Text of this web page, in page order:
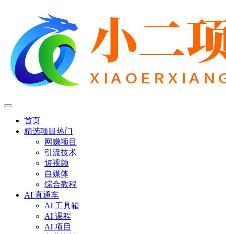
首页
精选项目 热门
网赚项目
引流技术
短视频
自媒体
综合教程
AI 直通车
AI 工具箱
AI 课程
AI 项目